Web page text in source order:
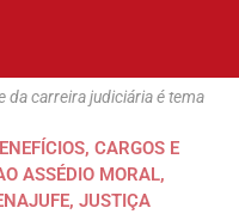
carreira judiciária é tema
, CARGOS E
ASSÉDIO MORAL,
, JUSTIÇA